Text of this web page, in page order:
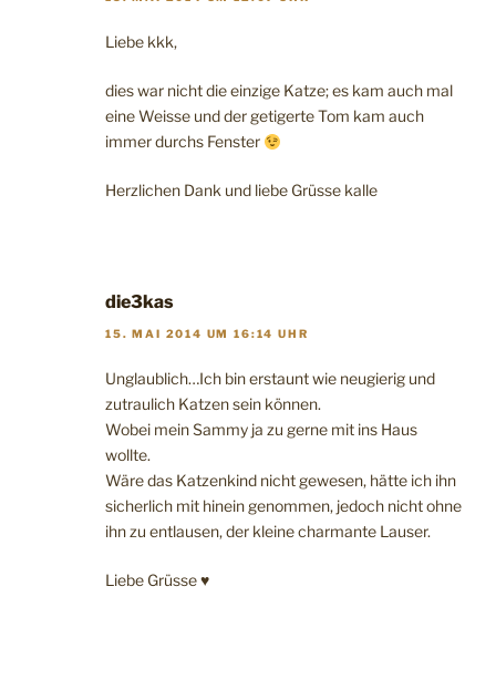
Liebe kkk,
dies war nicht die einzige Katze; es kam auch mal
eine Weisse und der getigerte Tom kam auch
immer durchs Fenster
Herzlichen Dank und liebe Grüsse kalle
die3kas
15. MAI 2014 UM 16:14 UHR
Unglaublich…Ich bin erstaunt wie neugierig und
zutraulich Katzen sein können.
Wobei mein Sammy ja zu gerne mit ins Haus
wollte.
Wäre das Katzenkind nicht gewesen, hätte ich ihn
sicherlich mit hinein genommen, jedoch nicht ohne
ihn zu entlausen, der kleine charmante Lauser.
Liebe Grüsse ♥